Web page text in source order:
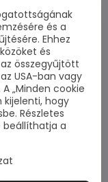
és a
Ehhez
és
összegyűjtött
USA-ban vagy
„Minden cookie
hogy
Részletes
beállíthatja a